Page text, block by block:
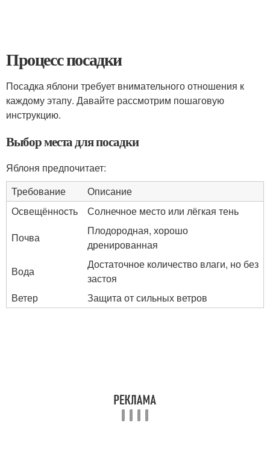
Процесс посадки
Посадка яблони требует внимательного отношения к
каждому этапу. Давайте рассмотрим пошаговую
инструкцию.
Выбор места для посадки
Яблоня предпочитает:
Требование
Описание
Освещённость
Солнечное место или лёгкая тень
Почва
Плодородная, хорошо
дренированная
Вода
Достаточное количество влаги, но без
застоя
Ветер
Защита от сильных ветров